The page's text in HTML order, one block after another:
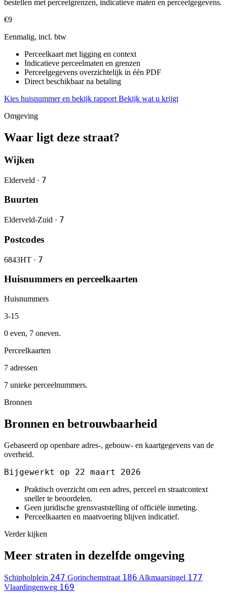
bestellen met perceelgrenzen, indicatieve maten en perceelgegevens.
€9
Eenmalig, incl. btw
Perceelkaart met ligging en context
Indicatieve perceelmaten en grenzen
Perceelgegevens overzichtelijk in één PDF
Direct beschikbaar na betaling
Kies huisnummer en bekijk rapport Bekijk wat u krijgt
Omgeving
Waar ligt deze straat?
Wijken
Elderveld · 7
Buurten
Elderveld-Zuid · 7
Postcodes
6843HT · 7
Huisnummers en perceelkaarten
Huisnummers
3-15
0 even, 7 oneven.
Perceelkaarten
7 adressen
7 unieke perceelnummers.
Bronnen
Bronnen en betrouwbaarheid
Gebaseerd op openbare adres-, gebouw- en kaartgegevens van de
overheid.
Bijgewerkt op 22 maart 2026
Praktisch overzicht om een adres, perceel en straatcontext
sneller te beoordelen.
Geen juridische grensvaststelling of officiële inmeting.
Perceelkaarten en maatvoering blijven indicatief.
Verder kijken
Meer straten in dezelfde omgeving
Schipholplein 247 Gorinchemstraat 186 Alkmaarsingel 177
Vlaardingenweg 169